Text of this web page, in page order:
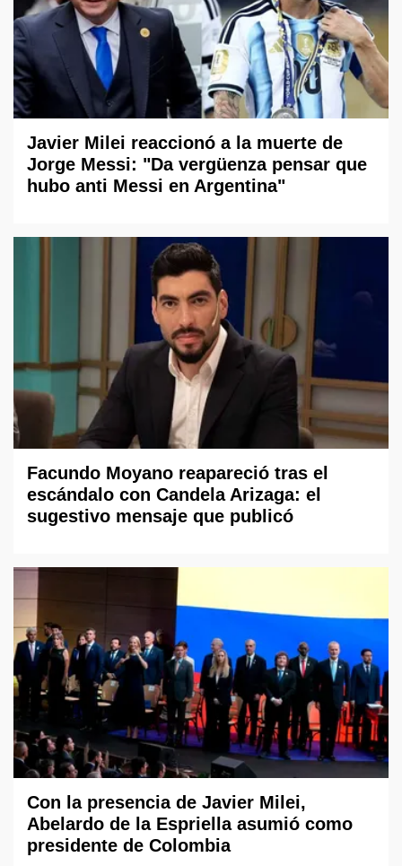
Javier Milei reaccionó a la muerte de
Jorge Messi: "Da vergüenza pensar que
hubo anti Messi en Argentina"
Facundo Moyano reapareció tras el
escándalo con Candela Arizaga: el
sugestivo mensaje que publicó
Con la presencia de Javier Milei,
Abelardo de la Espriella asumió como
presidente de Colombia